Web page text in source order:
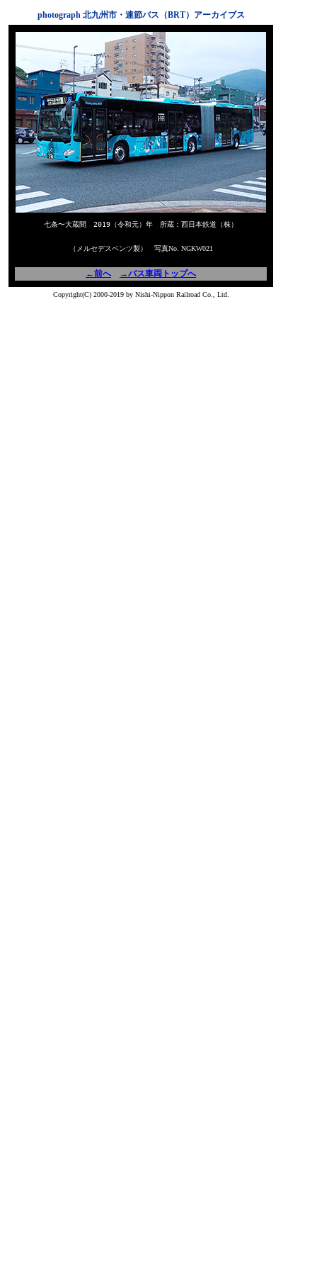
photograph 北九州市・連節バス（BRT）アーカイブス
七条〜大蔵間 2019（令和元）年 所蔵：西日本鉄道（株）
（メルセデスベンツ製） 写真No. NGKW021
←前へ →バス車両トップへ
Copyright(C) 2000-2019 by Nishi-Nippon Railroad Co., Ltd.